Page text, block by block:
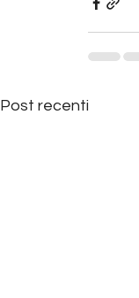
Post recenti